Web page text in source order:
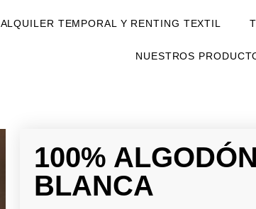
ALQUILER TEMPORAL Y RENTING TEXTIL
NUESTROS
100%
BLANCA